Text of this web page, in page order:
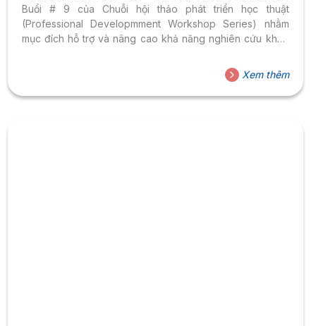
Buổi # 9 của Chuỗi hội thảo phát triển học thuật
(Professional Developmment Workshop Series) nhằm
mục đích hỗ trợ và nâng cao khả năng nghiên cứu khoa
Xem thêm